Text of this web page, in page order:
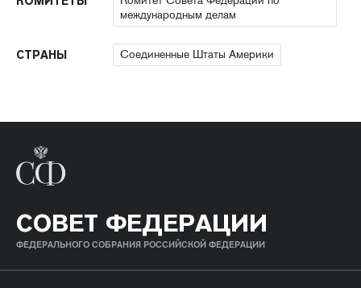
международным делам
СТРАНЫ Соединенные Штаты Америки
СОВЕТ ФЕДЕРАЦИИ
ФЕДЕРАЛЬНОГО СОБРАНИЯ РОССИЙСКОЙ ФЕДЕРАЦИИ